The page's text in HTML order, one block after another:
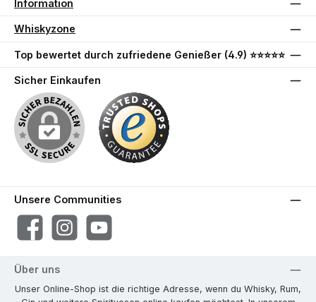
Information
Whiskyzone
Top bewertet durch zufriedene Genießer (4.9) ⭐⭐⭐⭐⭐
Sicher Einkaufen
Unsere Communities
FacebookInstagramYouTube
Über uns
Unser Online-Shop ist die richtige Adresse, wenn du Whisky, Rum,